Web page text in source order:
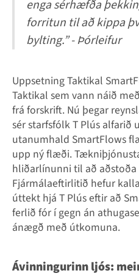
enga sérhæfða
forritun til að kippa
bylting.” - Þórleifur
Uppsetning Taktikal
Taktikal sem vann náið
frá forskrift. Nú þegar
sér starfsfólk T Plús
utanumhald SmartFlows
upp ný flæði.
hliðarlínunni til að aðstoða
Fjármálaeftirlitið hefur
úttekt hjá T Plús eftir að
ferlið fór í gegn án
ánægð með útkomuna.
Ávinningurinn ljós: